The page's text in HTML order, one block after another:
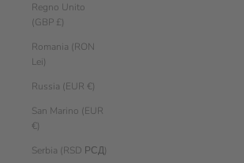
Regno Unito
(GBP £)
Romania (RON
Lei)
Russia (EUR €)
San Marino (EUR
€)
Serbia (RSD РСД)